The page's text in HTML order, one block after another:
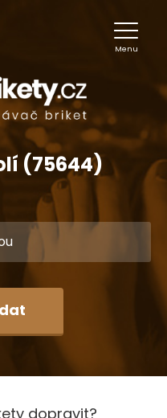
Menu
(75644)
dopravit?